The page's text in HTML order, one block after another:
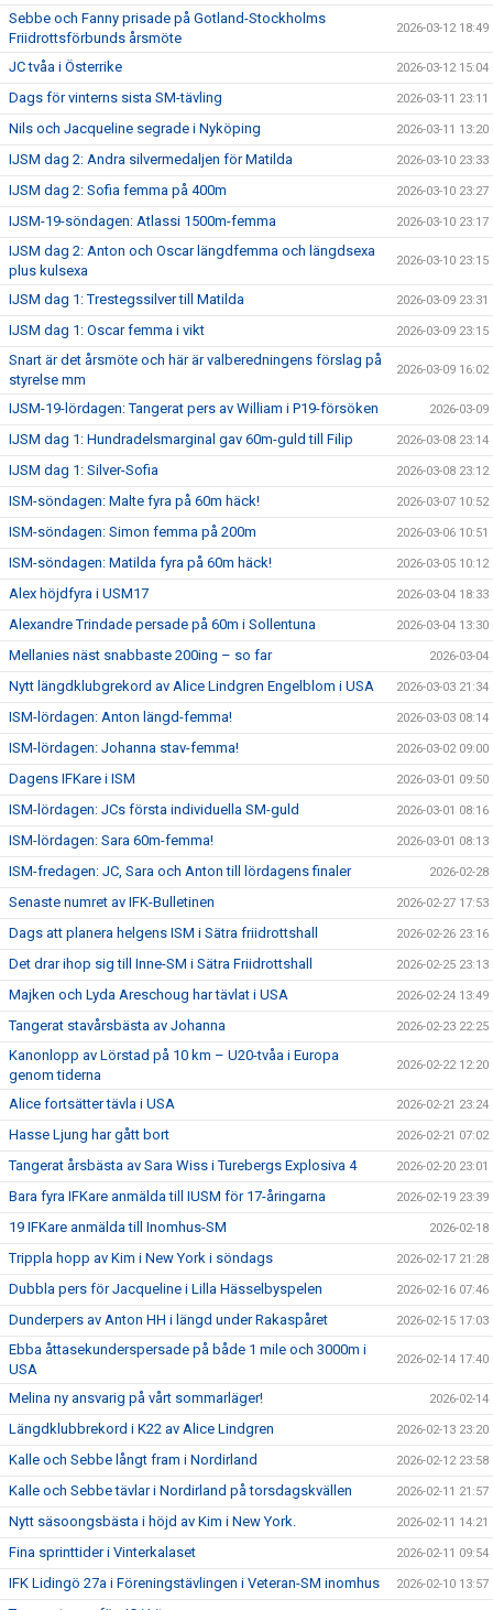
Sebbe och Fanny prisade på Gotland-Stockholms
Friidrottsförbunds årsmöte
2026-03-12 18:49
JC tvåa i Österrike 2026-03-12 15:04
Dags för vinterns sista SM-tävling 2026-03-11 23:11
Nils och Jacqueline segrade i Nyköping 2026-03-11 13:20
IJSM dag 2: Andra silvermedaljen för Matilda 2026-03-10 23:33
IJSM dag 2: Sofia femma på 400m 2026-03-10 23:27
IJSM-19-söndagen: Atlassi 1500m-femma 2026-03-10 23:17
IJSM dag 2: Anton och Oscar längdfemma och längdsexa
plus kulsexa
2026-03-10 23:15
IJSM dag 1: Trestegssilver till Matilda 2026-03-09 23:31
IJSM dag 1: Oscar femma i vikt 2026-03-09 23:15
Snart är det årsmöte och här är valberedningens förslag på
styrelse mm
2026-03-09 16:02
IJSM-19-lördagen: Tangerat pers av William i P19-försöken 2026-03-09
IJSM dag 1: Hundradelsmarginal gav 60m-guld till Filip 2026-03-08 23:14
IJSM dag 1: Silver-Sofia 2026-03-08 23:12
ISM-söndagen: Malte fyra på 60m häck! 2026-03-07 10:52
ISM-söndagen: Simon femma på 200m 2026-03-06 10:51
ISM-söndagen: Matilda fyra på 60m häck! 2026-03-05 10:12
Alex höjdfyra i USM17 2026-03-04 18:33
Alexandre Trindade persade på 60m i Sollentuna 2026-03-04 13:30
Mellanies näst snabbaste 200ing – so far 2026-03-04
Nytt längdklubgrekord av Alice Lindgren Engelblom i USA 2026-03-03 21:34
ISM-lördagen: Anton längd-femma! 2026-03-03 08:14
ISM-lördagen: Johanna stav-femma! 2026-03-02 09:00
Dagens IFKare i ISM 2026-03-01 09:50
ISM-lördagen: JCs första individuella SM-guld 2026-03-01 08:16
ISM-lördagen: Sara 60m-femma! 2026-03-01 08:13
ISM-fredagen: JC, Sara och Anton till lördagens finaler 2026-02-28
Senaste numret av IFK-Bulletinen 2026-02-27 17:53
Dags att planera helgens ISM i Sätra friidrottshall 2026-02-26 23:16
Det drar ihop sig till Inne-SM i Sätra Friidrottshall 2026-02-25 23:13
Majken och Lyda Areschoug har tävlat i USA 2026-02-24 13:49
Tangerat stavårsbästa av Johanna 2026-02-23 22:25
Kanonlopp av Lörstad på 10 km – U20-tvåa i Europa
genom tiderna
2026-02-22 12:20
Alice fortsätter tävla i USA 2026-02-21 23:24
Hasse Ljung har gått bort 2026-02-21 07:02
Tangerat årsbästa av Sara Wiss i Turebergs Explosiva 4 2026-02-20 23:01
Bara fyra IFKare anmälda till IUSM för 17-åringarna 2026-02-19 23:39
19 IFKare anmälda till Inomhus-SM 2026-02-18
Trippla hopp av Kim i New York i söndags 2026-02-17 21:28
Dubbla pers för Jacqueline i Lilla Hässelbyspelen 2026-02-16 07:46
Dunderpers av Anton HH i längd under Rakaspåret 2026-02-15 17:03
Ebba åttasekunderspersade på både 1 mile och 3000m i
USA
2026-02-14 17:40
Melina ny ansvarig på vårt sommarläger! 2026-02-14
Längdklubbrekord i K22 av Alice Lindgren 2026-02-13 23:20
Kalle och Sebbe långt fram i Nordirland 2026-02-12 23:58
Kalle och Sebbe tävlar i Nordirland på torsdagskvällen 2026-02-11 21:57
Nytt säsoongsbästa i höjd av Kim i New York. 2026-02-11 14:21
Fina sprinttider i Vinterkalaset 2026-02-11 09:54
IFK Lidingö 27a i Föreningstävlingen i Veteran-SM inomhus 2026-02-10 13:57